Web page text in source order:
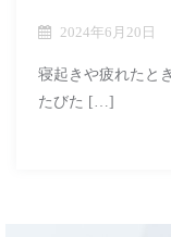
2024年6月20日
寝起きや疲れたと
たびた […]